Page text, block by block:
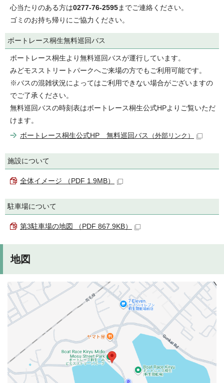
心当たりのある方は0277-76-2595までご連絡ください。
ゴミのお持ち帰りにご協力ください。
ボートレース桐生無料巡回バス
ボートレース桐生より無料巡回バスが運行しています。
みどモスストリートパークへご来場の方でもご利用可能です。
※バスの混雑状況によってはご利用できない場合がございますの
でご了承ください。
無料巡回バスの時刻表はボートレース桐生公式HPよりご覧いただ
けます。
ボートレース桐生公式HP 無料巡回バス
（外部リンク）
施設について
全体イメージ （PDF 1.9MB）
駐車場について
第3駐車場の地図 （PDF 867.9KB）
地図